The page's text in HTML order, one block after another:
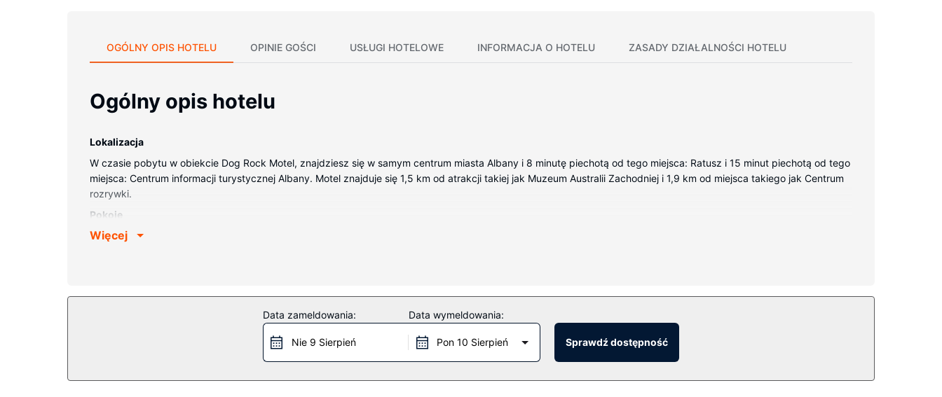
OGÓLNY OPIS HOTELU OPINIE GOŚCI USŁUGI HOTELOWE INFORMACJA O HOTELU ZASADY DZIAŁALNOŚCI HOTELU
Ogólny opis hotelu
Lokalizacja
W czasie pobytu w obiekcie Dog Rock Motel, znajdziesz się w samym centrum miasta Albany i 8 minutę piechotą od tego miejsca: Ratusz i 15 minut piechotą od tego
miejsca: Centrum informacji turystycznej Albany. Motel znajduje się 1,5 km od atrakcji takiej jak Muzeum Australii Zachodniej i 1,9 km od miejsca takiego jak Centrum
rozrywki.
Pokoje
Poczuj się jak w domu w 80 klimatyzowanych pokojach, których wyposażenie to lodówka i telewizor płaskoekranowy. Bezpłatny przewodowy i bezprzewodowy
Dostępne udogodnienia to bezpłatny bezprzewodowy dostęp do internetu, usługi weselne oraz telewizor w holu.
Twój apetyt zaspokoi restauracja Lime 303 Restaurant, restauracja, w której znajduje się doskonale zaopatrzony bar/salon klubowy. Możesz też zostać w pokoju i
skorzystać z obsługi pokojowej w określonych godzinach. Śniadania kontynentalne są podawane w dni powszednie od 6:30 do 10, a w weekendy od 7:30 do 10 za
opłatą.
Więcej
Data zameldowania:
Nie 9 Sierpień
Data wymeldowania:
Pon 10 Sierpień Sprawdź dostępność